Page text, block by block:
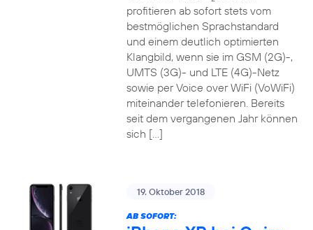
profitieren ab sofort stets vom
bestmöglichen Sprachstandard
und einem deutlich optimierten
Klangbild, wenn sie im GSM (2G)-,
UMTS (3G)- und LTE (4G)-Netz
sowie per Voice over WiFi (VoWiFi)
miteinander telefonieren. Bereits
seit dem vergangenen Jahr können
sich […]
19. Oktober 2018
AB SOFORT: